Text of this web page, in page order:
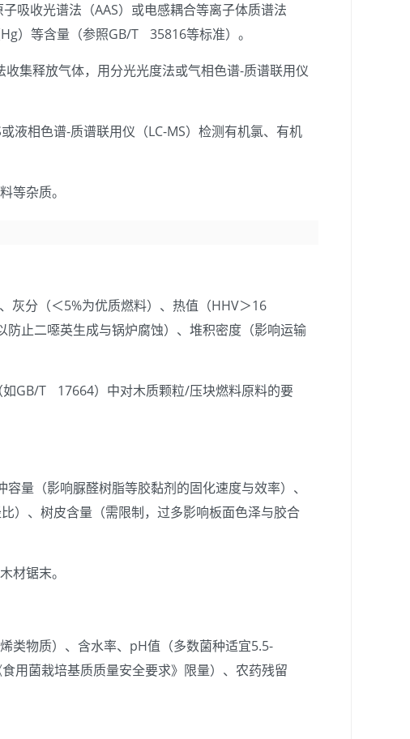
吸收光谱法（AAS）或电感耦合等离子体质谱法
）等含量（参照GB/T 35816等标准）。
集释放气体，用分光光度法或气相色谱-质谱联用仪
液相色谱-质谱联用仪（LC-MS）检测有机氯、有机
等杂质。
灰分（＜5%为优质燃料）、热值（HHV＞16
止二噁英生成与锅炉腐蚀）、堆积密度（影响运输
GB/T 17664）中对木质颗粒/压块燃料原料的要
量（影响脲醛树脂等胶黏剂的固化速度与效率）、
）、树皮含量（需限制，过多影响板面色泽与胶合
材锯末。
类物质）、含水率、pH值（多数菌种适宜5.5-
用菌栽培基质质量安全要求》限量）、农药残留